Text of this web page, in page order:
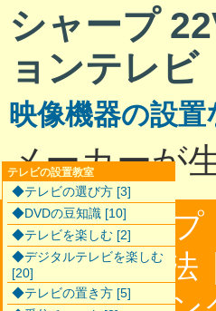
シャープ
ョンテレ
映像機器の設
メーカーが
サイトマップ
配線接続方法
テレビの設置教室
◆テレビの選び方 [3]
◆DVDの豆知識 [10]
◆テレビを楽しむ [2]
◆デジタルテレビを楽しむ
[20]
◆テレビの置き方 [5]